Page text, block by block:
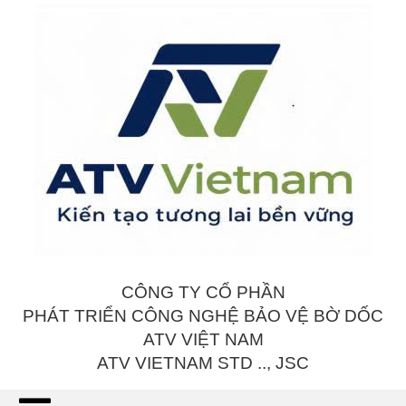
CÔNG TY CỔ PHẦN
PHÁT TRIỂN CÔNG NGHỆ BẢO VỆ BỜ DỐC
ATV VIỆT NAM
ATV VIETNAM STD .., JSC